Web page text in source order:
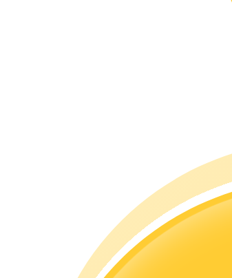
Estratégias de negociação